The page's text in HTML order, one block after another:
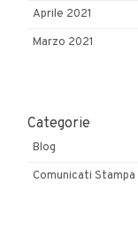
Aprile 2021
Marzo 2021
Categorie
Blog
Comunicati Stampa